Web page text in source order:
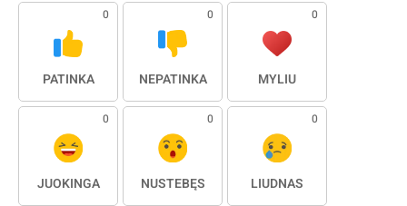
0
PATINKA
0
NEPATINKA
0
MYLIU
0
JUOKINGA
0
NUSTEBĘS
0
LIŪDNAS